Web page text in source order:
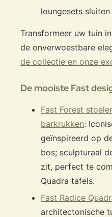
loungesets
Transformeer uw tuin
de onverwoestbare
de collectie en onze
De mooiste Fast
Fast Forest
barkrukken:
geïnspireerd op
bos; sculpturaal
zit, perfect te
Quadra tafels.
Fast Radice
architectonische